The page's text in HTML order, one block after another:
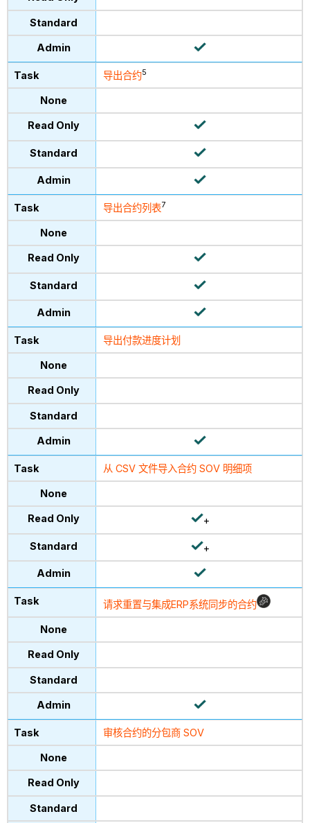
导出合约5
导出合约列表7
导出付款进度计划
从 CSV 文件导入合约 SOV 明细项
+
+
请求重置与集成ERP系统同步的合约
审核合约的分包商 SOV